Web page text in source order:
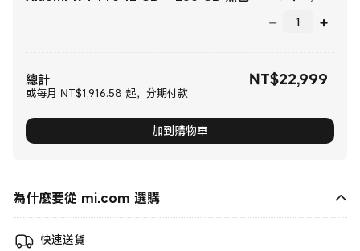
總計 NT$22,999
或每月 NT$1,916.58 起，分期付款
加到購物車
為什麼要從 mi.com 選購
快速送貨